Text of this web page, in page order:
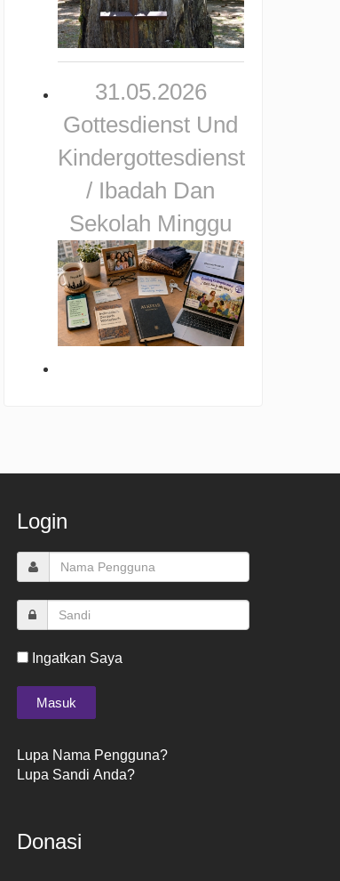
31.05.2026
Gottesdienst Und
Kindergottesdienst
/ Ibadah Dan
Sekolah Minggu
Login
Ingatkan Saya
Lupa Nama Pengguna?
Lupa Sandi Anda?
Donasi